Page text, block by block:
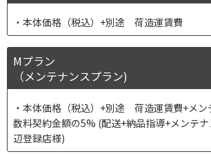
本体価格（税込）+別途 荷造運賃費
Mプラン
（メンテナンスプラン)
本体価格（税込）+別途 荷造運賃費+メン
数料契約金額の5% (配送+納品指導+メンテ
辺登録店様)